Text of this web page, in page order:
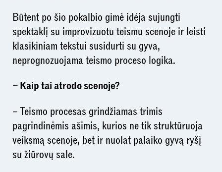
Būtent po šio pokalbio gimė idėja sujungti
spektaklį su improvizuotu teismu scenoje ir leisti
klasikiniam tekstui susidurti su gyva,
neprognozuojama teismo proceso logika.
– Kaip tai atrodo scenoje?
– Teismo procesas grindžiamas trimis
pagrindinėmis ašimis, kurios ne tik struktūruoja
veiksmą scenoje, bet ir nuolat palaiko gyvą ryšį
su žiūrovų sale.